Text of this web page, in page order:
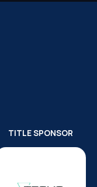
TITLE SPONSOR